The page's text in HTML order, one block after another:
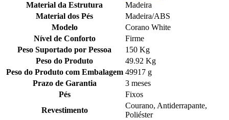
Material da Estrutura
Madeira
Material dos Pés
Madeira/ABS
Modelo
Corano White
Nível de Conforto
Firme
Peso Suportado por Pessoa
150 Kg
Peso do Produto
49.92 Kg
Peso do Produto com Embalagem 49917 g
Prazo de Garantia
3 meses
Pés
Fixos
Revestimento
Courano, Antiderrapante,
Poliéster